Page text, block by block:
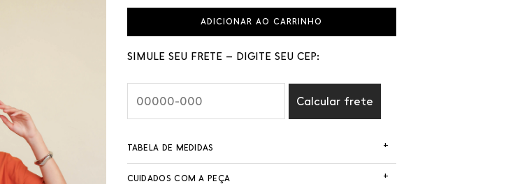
ADICIONAR AO CARRINHO
SIMULE SEU FRETE – DIGITE SEU CEP:
Calcular frete
TABELA DE MEDIDAS +
CUIDADOS COM A PEÇA +